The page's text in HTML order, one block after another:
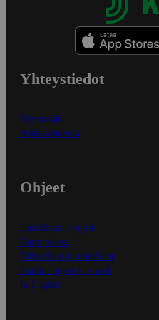
Yhteystiedot
Myymälät
Asiakaspalvelu
Ohjeet
Ensitilaajan ohjeet
Näin maksat
Näin tilaat ja muokkaat
Kaikki ohjeet ja vinkit
In English